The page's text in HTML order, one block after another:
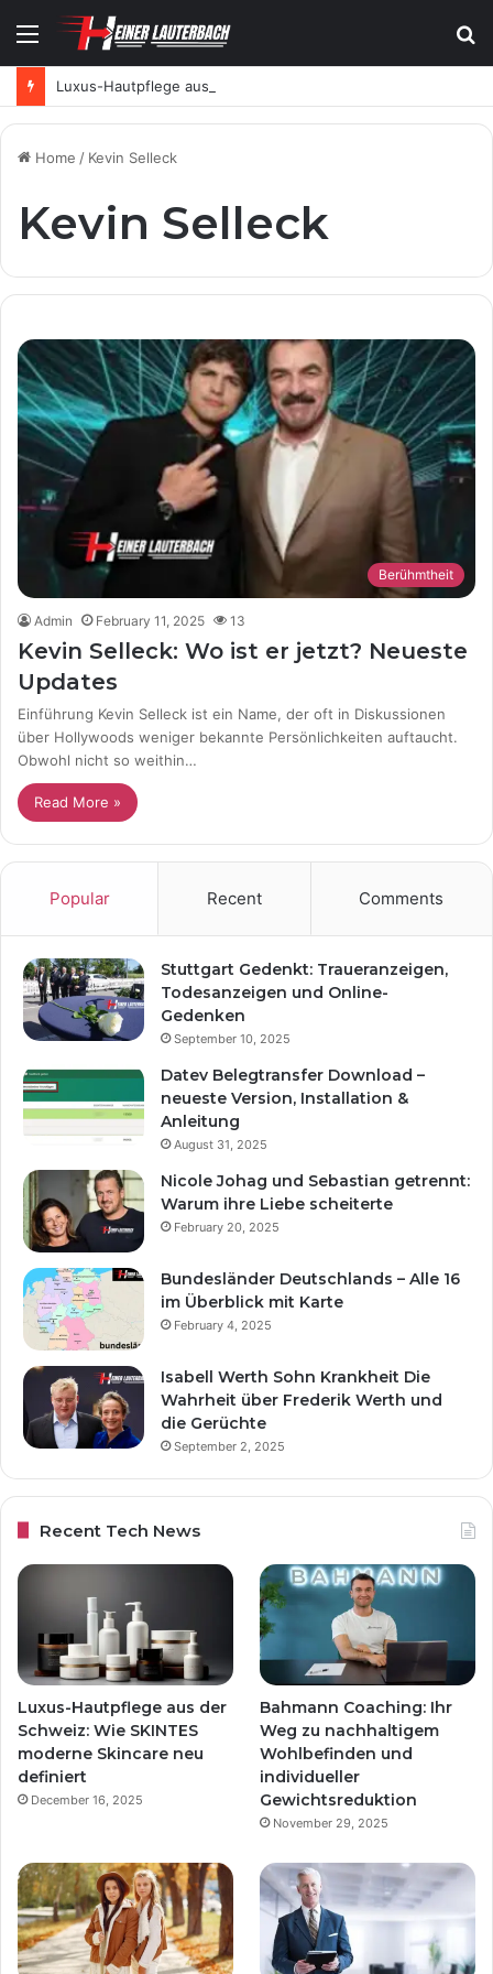
Menu
Home / Kevin Selleck
Kevin Selleck
Berühmtheit
Admin February 11, 2025 13
Kevin Selleck: Wo ist er jetzt? Neueste
Updates
Einführung Kevin Selleck ist ein Name, der oft in Diskussionen
über Hollywoods weniger bekannte Persönlichkeiten auftaucht.
Obwohl nicht so weithin…
Read More »
Popular Recent Comments
Stuttgart Gedenkt: Traueranzeigen,
Todesanzeigen und Online-
Gedenken
September 10, 2025
Datev Belegtransfer Download –
neueste Version, Installation &
Anleitung
August 31, 2025
Nicole Johag und Sebastian getrennt:
Warum ihre Liebe scheiterte
February 20, 2025
Bundesländer Deutschlands – Alle 16
im Überblick mit Karte
February 4, 2025
Isabell Werth Sohn Krankheit Die
Wahrheit über Frederik Werth und
die Gerüchte
September 2, 2025
Recent Tech News
Luxus-Hautpflege aus der
Schweiz: Wie SKINTES
moderne Skincare neu
definiert
December 16, 2025
Bahmann Coaching: Ihr
Weg zu nachhaltigem
Wohlbefinden und
individueller
Gewichtsreduktion
November 29, 2025